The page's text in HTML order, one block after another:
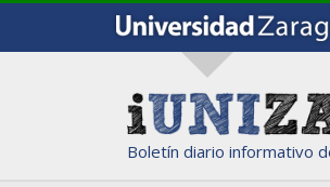
Boletín diario informativo